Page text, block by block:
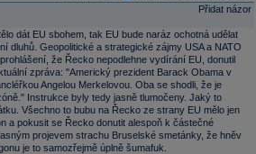
Přidat názor
dát EU sbohem, tak EU bude naráz ochotná udělat
dluhů. Geopolitické a strategické zájmy USA a NATO
že Řecko nepodlehne vydírání EU, donutil
zpráva: "Americký prezident Barack Obama v
Angelou Merkelovou. Oba se shodli, že je
Instrukce byly tedy jasně tlumočeny. Jaký to
Všechno to bubu na Řecko ze strany EU mělo jen
a pokusit se Řecko donutit alespoň k částečné
projevem strachu Bruselské smetánky, že hněv
je to samozřejmě úplně šumafuk.